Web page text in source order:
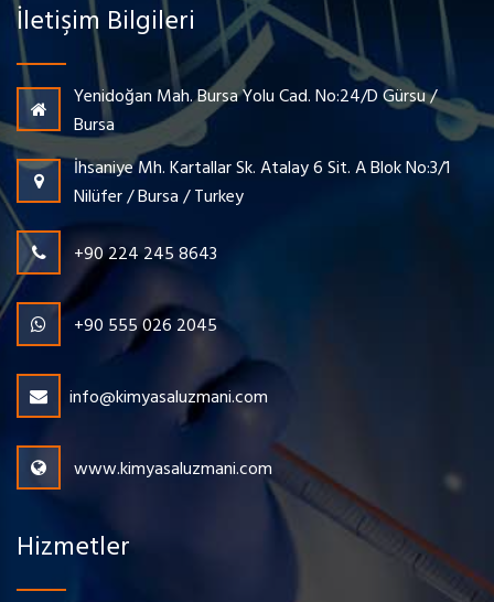
İletişim Bilgileri
Yenidoğan Mah. Bursa Yolu Cad. No:24/D Gürsu /
Bursa
İhsaniye Mh. Kartallar Sk. Atalay 6 Sit. A Blok No:3/1
Nilüfer / Bursa / Turkey
+90 224 245 8643
+90 555 026 2045
info@kimyasaluzmani.com
www.kimyasaluzmani.com
Hizmetler